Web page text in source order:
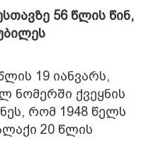
56 წლის წინ,
19 იანვარს,
ნომერში ქვეყნის
რომ 1948 წელს
20 წლის